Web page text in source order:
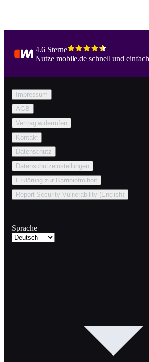
4.6 Sterne
Nutze mobile.de schnell und einfach
Impressum
AGB
Vertrag widerrufen
Kontakt
Datenschutz
Datenschutzeinstellungen
Erklärung zur Barrierefreiheit
Report Security Vulnerability (English)
Sprache